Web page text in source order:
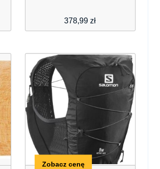
378,99zł
Zobacz cenę